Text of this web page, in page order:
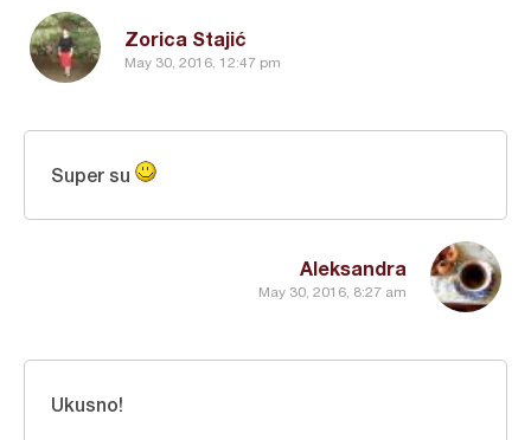
Zorica Stajić
May 30, 2016, 12:47 pm
Aleksandra
May 30, 2016, 8:27 am
Super su
Ukusno!